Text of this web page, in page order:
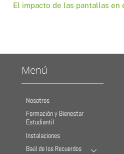
El impacto de las pantallas
Menú
Nosotros
Formación y Bienestar
Estudiantil
Instalaciones
Baúl de los Recuerdos